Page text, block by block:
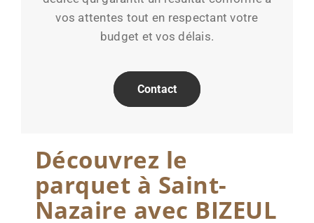
vos attentes tout en respectant votre
budget et vos délais.
Contact
Découvrez le
parquet à Saint-
Nazaire avec BIZEUL